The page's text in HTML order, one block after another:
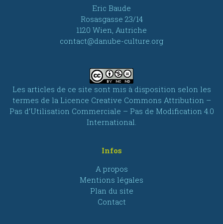
Eric Baude
Rosasgasse 23/14
1120 Wien, Autriche
contact@danube-culture.org
Les articles de ce site sont mis à disposition selon les
termes de la Licence Creative Commons Attribution –
Pas d’Utilisation Commerciale – Pas de Modification 4.0
International.
Infos
A propos
Mentions légales
Plan du site
Contact